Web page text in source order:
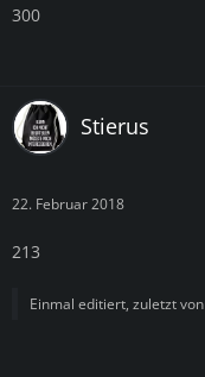
300
Stierus
22. Februar 2018
213
Einmal editiert, zuletzt von